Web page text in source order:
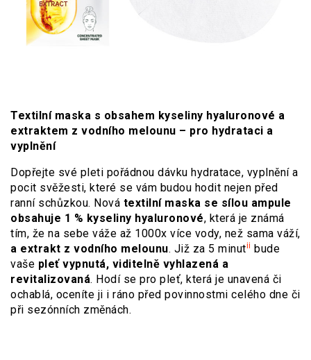
Textilní maska s obsahem kyseliny hyaluronové a
extraktem z vodního melounu – pro hydrataci a
vyplnění
Dopřejte své pleti pořádnou dávku hydratace, vyplnění a
pocit svěžesti, které se vám budou hodit nejen před
ranní schůzkou. Nová textilní maska se sílou ampule
obsahuje 1 % kyseliny hyaluronové, která je známá
tím, že na sebe váže až 1000x více vody, než sama váží,
a extrakt z vodního melounu. Již za 5 minutii bude
vaše pleť vypnutá, viditelně vyhlazená a
revitalizovaná. Hodí se pro pleť, která je unavená či
ochablá, oceníte ji i ráno před povinnostmi celého dne či
při sezónních změnách.